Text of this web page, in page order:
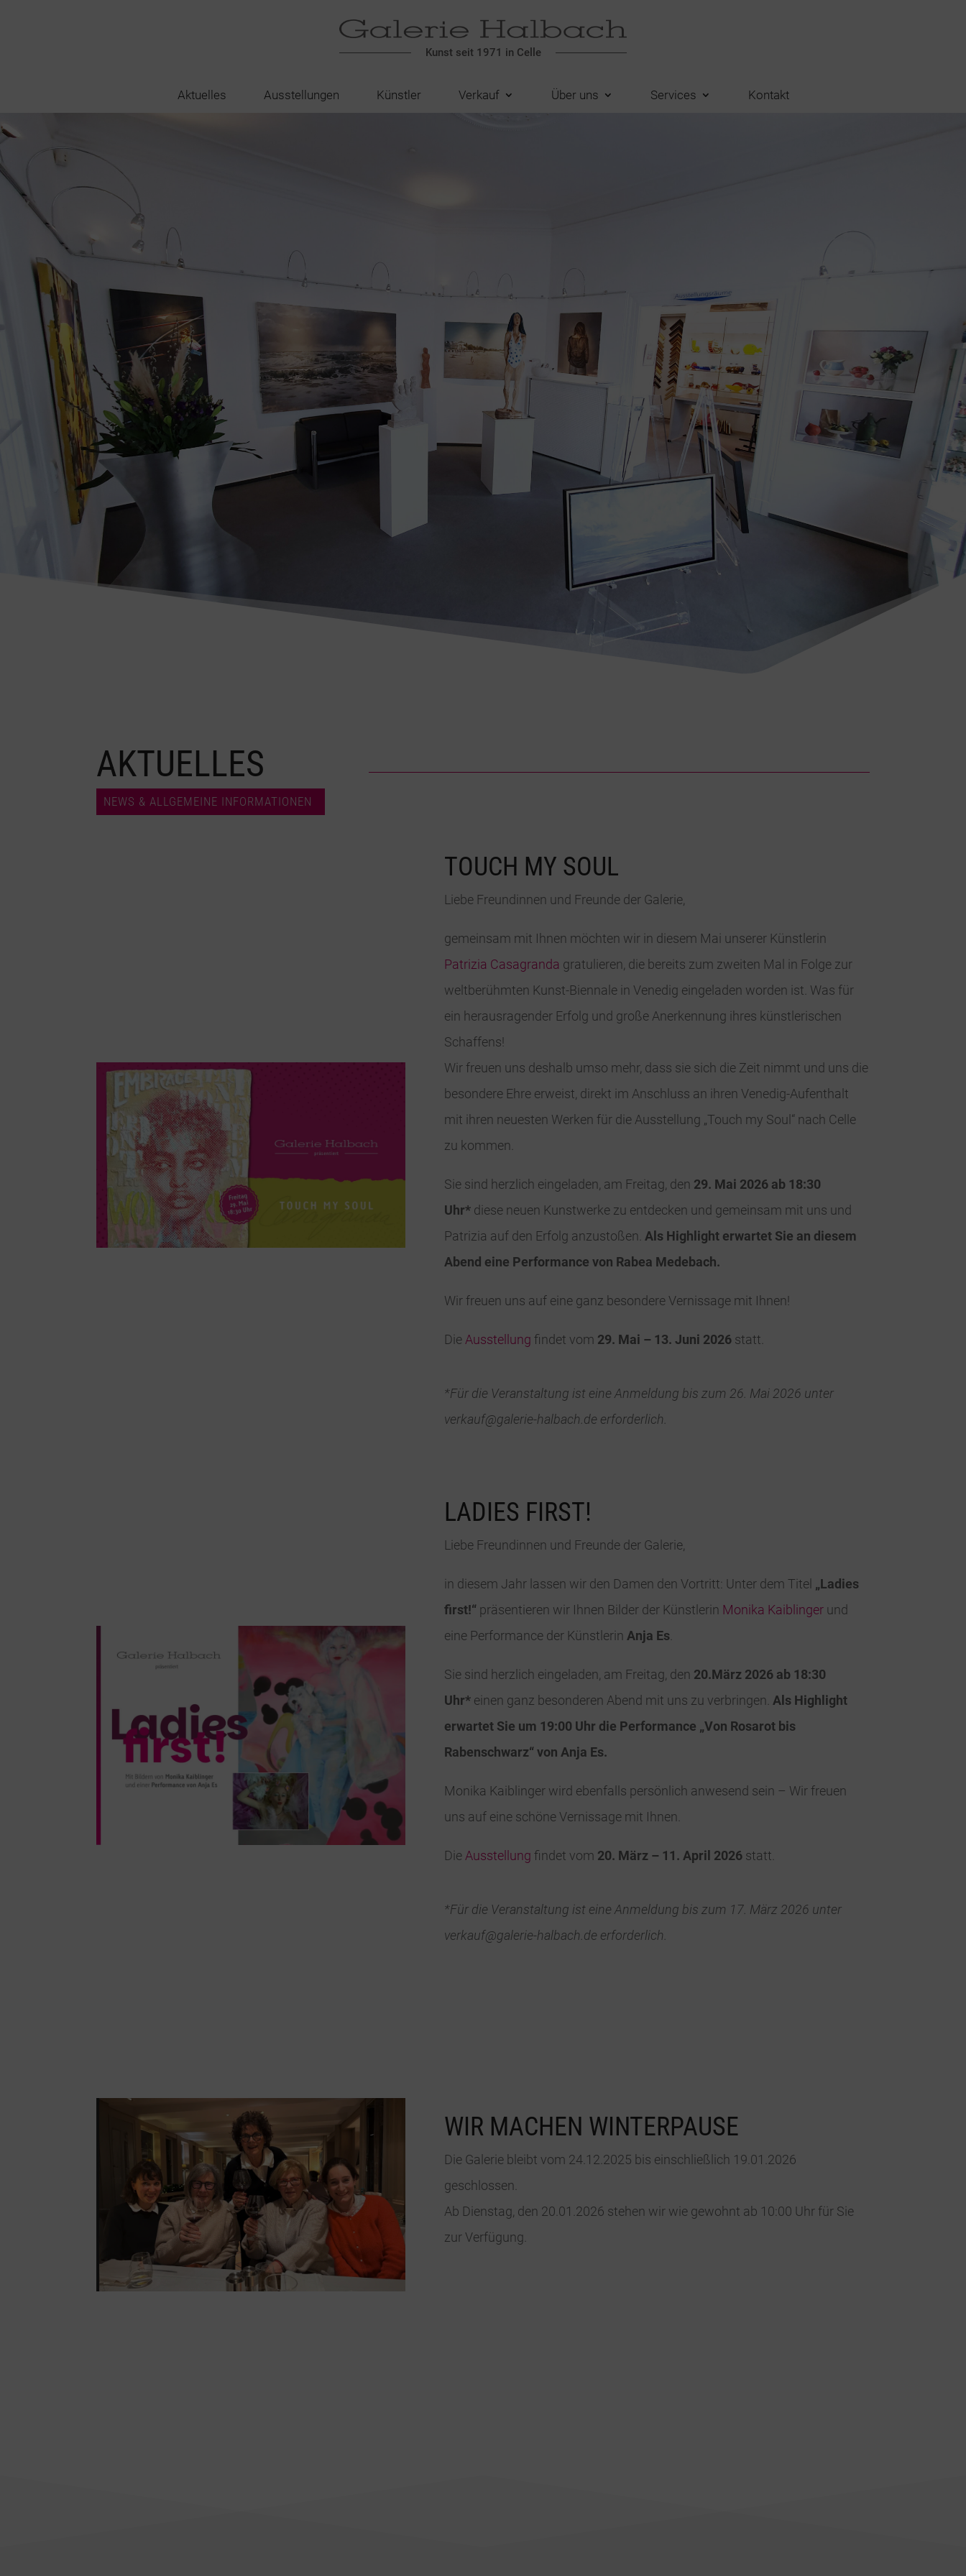
Kunst seit 1971 in Celle
Aktuelles Ausstellungen Künstler Verkauf Über uns Services Kontakt
AKTUELLES
NEWS & ALLGEMEINE INFORMATIONEN
TOUCH MY SOUL
Liebe Freundinnen und Freunde der Galerie,
gemeinsam mit Ihnen möchten wir in diesem Mai unserer Künstlerin
Patrizia Casagranda gratulieren, die bereits zum zweiten Mal in Folge zur
weltberühmten Kunst-Biennale in Venedig eingeladen worden ist. Was für
ein herausragender Erfolg und große Anerkennung ihres künstlerischen
Schaffens!
Wir freuen uns deshalb umso mehr, dass sie sich die Zeit nimmt und uns die
besondere Ehre erweist, direkt im Anschluss an ihren Venedig-Aufenthalt
mit ihren neuesten Werken für die Ausstellung „Touch my Soul“ nach Celle
zu kommen.
Sie sind herzlich eingeladen, am Freitag, den 29. Mai 2026 ab 18:30
Uhr* diese neuen Kunstwerke zu entdecken und gemeinsam mit uns und
Patrizia auf den Erfolg anzustoßen. Als Highlight erwartet Sie an diesem
Abend eine Performance von Rabea Medebach.
Wir freuen uns auf eine ganz besondere Vernissage mit Ihnen!
Die Ausstellung findet vom 29. Mai – 13. Juni 2026 statt.
*Für die Veranstaltung ist eine Anmeldung bis zum 26. Mai 2026 unter
verkauf@galerie-halbach.de erforderlich.
LADIES FIRST!
Liebe Freundinnen und Freunde der Galerie,
in diesem Jahr lassen wir den Damen den Vortritt: Unter dem Titel „Ladies
first!“ präsentieren wir Ihnen Bilder der Künstlerin Monika Kaiblinger und
eine Performance der Künstlerin Anja Es
Sie sind herzlich eingeladen, am Freitag, den 20.März 2026 ab 18:30
Uhr* einen ganz besonderen Abend mit uns zu verbringen. Als Highlight
erwartet Sie um 19:00 Uhr die Performance „Von Rosarot bis
Rabenschwarz“ von Anja Es.
Monika Kaiblinger wird ebenfalls persönlich anwesend sein – Wir freuen
uns auf eine schöne Vernissage mit Ihnen.
Die Ausstellung findet vom 20. März – 11. April 2026 statt.
*Für die Veranstaltung ist eine Anmeldung bis zum 17. März 2026 unter
verkauf@galerie-halbach.de erforderlich.
WIR MACHEN WINTERPAUSE
Die Galerie bleibt vom 24.12.2025 bis einschließlich 19.01.2026
geschlossen.
Ab Dienstag, den 20.01.2026 stehen wir wie gewohnt ab 10:00 Uhr für Sie
zur Verfügung.